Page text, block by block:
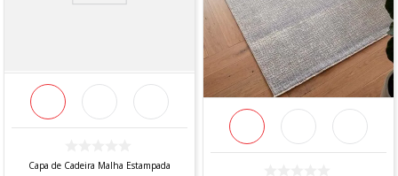
Capa de Cadeira Malha Estampada